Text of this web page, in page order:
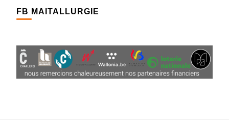
FB MAITALLURGIE